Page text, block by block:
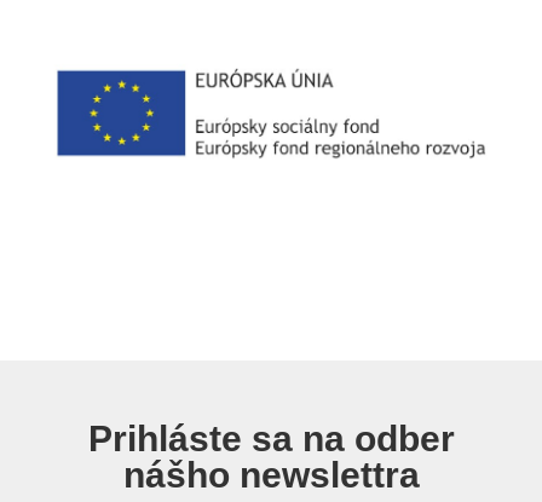
Prihláste sa na odber
nášho newslettra